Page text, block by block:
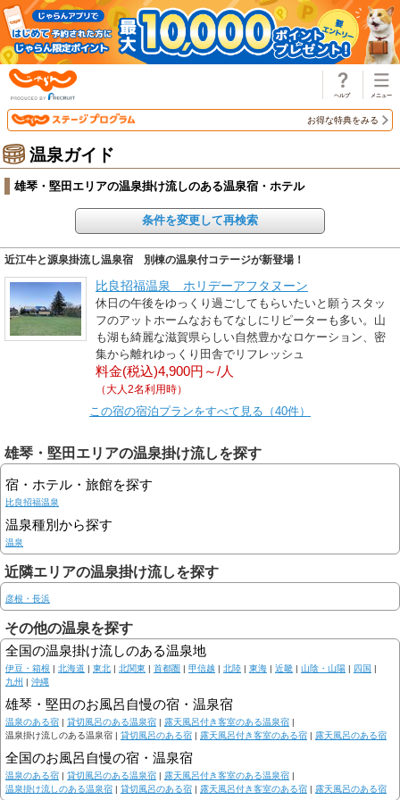
お得な特典をみる
温泉ガイド
雄琴・堅田エリアの温泉掛け流しのある温泉宿・ホテル
条件を変更して再検索
近江牛と源泉掛流し温泉宿 別棟の温泉付コテージが新登場！
比良招福温泉 ホリデーアフタヌーン
休日の午後をゆっくり過ごしてもらいたいと願うスタッ
フのアットホームなおもてなしにリピーターも多い。山
も湖も綺麗な滋賀県らしい自然豊かなロケーション、密
集から離れゆっくり田舎でリフレッシュ
料金(税込)4,900円～/人
（大人2名利用時）
この宿の宿泊プランをすべて見る（40件）
雄琴・堅田エリアの温泉掛け流しを探す
宿・ホテル・旅館を探す
比良招福温泉
温泉種別から探す
温泉
近隣エリアの温泉掛け流しを探す
彦根・長浜
その他の温泉を探す
全国の温泉掛け流しのある温泉地
伊豆・箱根 | 北海道 | 東北 | 北関東 | 首都圏 | 甲信越 | 北陸 | 東海 | 近畿 | 山陰・山陽 | 四国 |
九州 | 沖縄
雄琴・堅田のお風呂自慢の宿・温泉宿
温泉のある宿 | 貸切風呂のある温泉宿 | 露天風呂付き客室のある温泉宿 |
温泉掛け流しのある温泉宿 | 貸切風呂のある宿 | 露天風呂付き客室のある宿 | 露天風呂のある宿
全国のお風呂自慢の宿・温泉宿
温泉のある宿 | 貸切風呂のある温泉宿 | 露天風呂付き客室のある温泉宿 |
温泉掛け流しのある温泉宿 | 貸切風呂のある宿 | 露天風呂付き客室のある宿 | 露天風呂のある宿